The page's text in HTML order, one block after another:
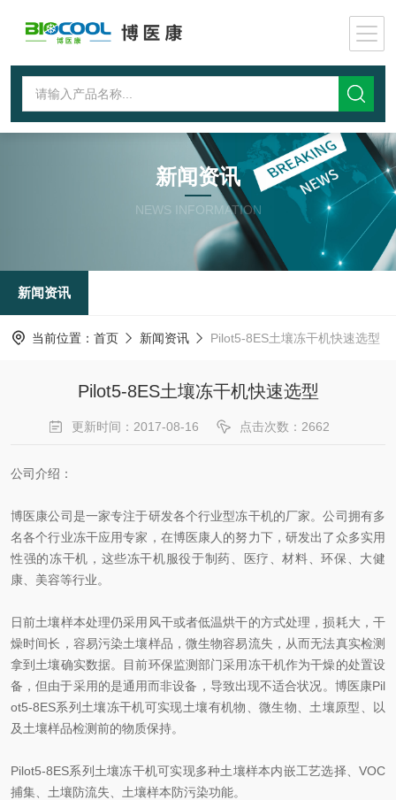
新闻资讯
NEWS INFORMATION
新闻资讯
当前位置： 首页 新闻资讯 Pilot5-8ES土壤冻干机快速选型
Pilot5-8ES土壤冻干机快速选型
更新时间：2017-08-16 点击次数：2662
公司介绍：
博医康公司是一家专注于研发各个行业型冻干机的厂家。公司拥有多
名各个行业冻干应用专家，在博医康人的努力下，研发出了众多实用
性强的冻干机，这些冻干机服役于制药、医疗、材料、环保、大健
康、美容等行业。
日前土壤样本处理仍采用风干或者低温烘干的方式处理，损耗大，干
燥时间长，容易污染土壤样品，微生物容易流失，从而无法真实检测
拿到土壤确实数据。目前环保监测部门采用冻干机作为干燥的处置设
备，但由于采用的是通用而非设备，导致出现不适合状况。博医康Pil
ot5-8ES系列土壤冻干机可实现土壤有机物、微生物、土壤原型、以
及土壤样品检测前的物质保持。
Pilot5-8ES系列土壤冻干机可实现多种土壤样本内嵌工艺选择、VOC
捕集、土壤防流失、土壤样本防污染功能。